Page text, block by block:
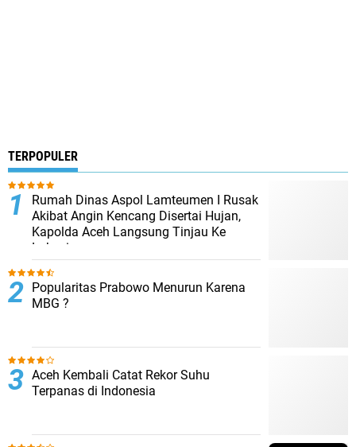
TERPOPULER
Rumah Dinas Aspol Lamteumen I Rusak
Akibat Angin Kencang Disertai Hujan,
Kapolda Aceh Langsung Tinjau Ke
Lokasi
Popularitas Prabowo Menurun Karena
MBG ?
Aceh Kembali Catat Rekor Suhu
Terpanas di Indonesia